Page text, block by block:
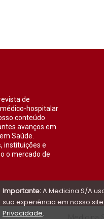
de
hospitalar
conteúdo
avanços em
Saúde.
instituições e
o mercado de
Importante:A Medicina S/A
sua experiência em nosso
Privacidade.